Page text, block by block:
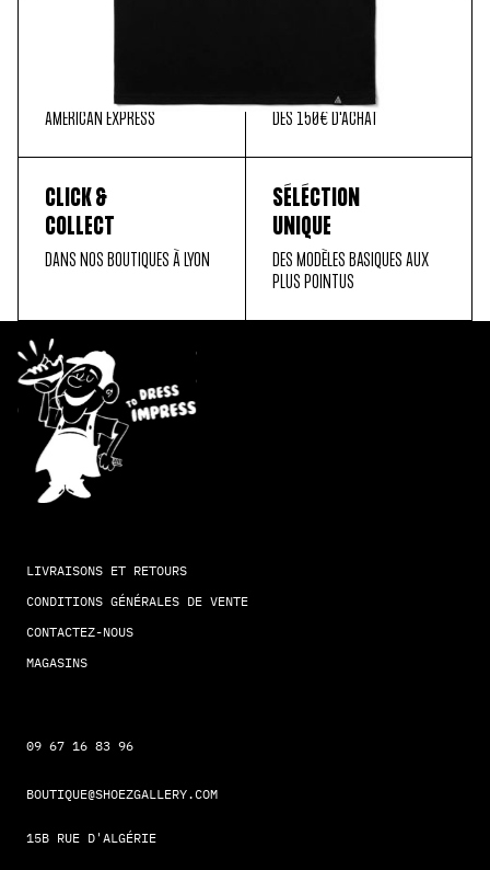
SÉCURISÉ
MASTER CARD, PAYPAL, VISA,
AMERICAN EXPRESS
EN FRANCE MÉTROPOLITAINE
DÈS 150€ D'ACHAT
CLICK &
COLLECT
DANS NOS BOUTIQUES À LYON
SÉLÉCTION
UNIQUE
DES MODÈLES BASIQUES AUX
PLUS POINTUS
LIVRAISONS ET RETOURS
CONDITIONS GÉNÉRALES DE VENTE
CONTACTEZ-NOUS
MAGASINS
09 67 16 83 96
BOUTIQUE@SHOEZGALLERY.COM
15B RUE D'ALGÉRIE